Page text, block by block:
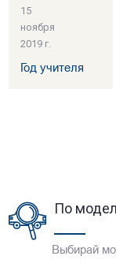
15
ноября
2019 г.
Год учителя
По
Выбирай